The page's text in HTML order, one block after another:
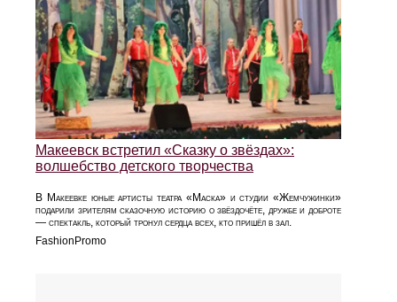
Макеевск встретил «Сказку о звёздах»:
волшебство детского творчества
В Макеевке юные артисты театра «Маска» и студии «Жемчужинки»
подарили зрителям сказочную историю о звёздочёте, дружбе и доброте
— спектакль, который тронул сердца всех, кто пришёл в зал.
FashionPromo